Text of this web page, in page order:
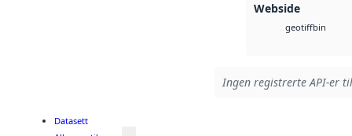
Webside
geotiffbin
Ingen registrerte API-er
Datasett